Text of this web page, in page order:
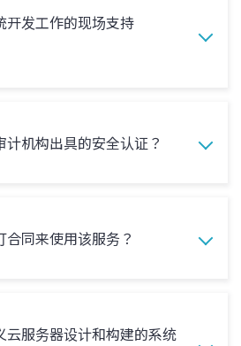
开发工作的现场支持
计机构出具的安全认证？
合同来使用该服务？
云服务器设计和构建的系统